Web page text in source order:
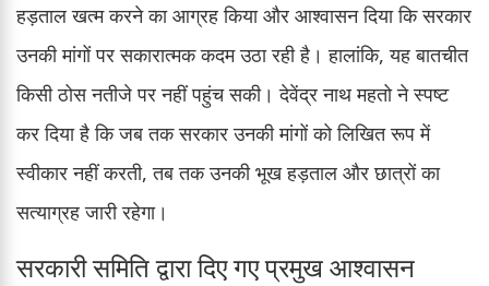
हड़ताल खत्म करने का आग्रह किया और आश्वासन दिया कि सरकार
उनकी मांगों पर सकारात्मक कदम उठा रही है। हालांकि, यह बातचीत
किसी ठोस नतीजे पर नहीं पहुंच सकी। देवेंद्र नाथ महतो ने स्पष्ट
कर दिया है कि जब तक सरकार उनकी मांगों को लिखित रूप में
स्वीकार नहीं करती, तब तक उनकी भूख हड़ताल और छात्रों का
सत्याग्रह जारी रहेगा।
सरकारी समिति द्वारा दिए गए प्रमुख आश्वासन